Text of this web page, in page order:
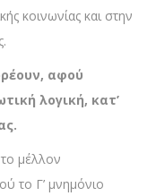
κοινωνίας και στην
αφού
λογική, κατ’
μέλλον
το Γ’ μνημόνιο